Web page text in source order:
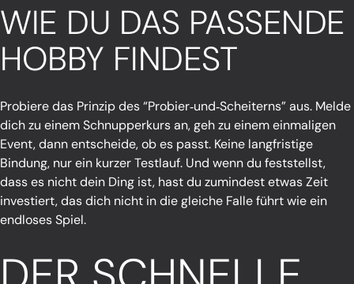
WIE DU DAS PASSENDE
HOBBY FINDEST
Probiere das Prinzip des “Probier‑und‑Scheiterns” aus. Melde
dich zu einem Schnupperkurs an, geh zu einem einmaligen
Event, dann entscheide, ob es passt. Keine langfristige
Bindung, nur ein kurzer Testlauf. Und wenn du feststellst,
dass es nicht dein Ding ist, hast du zumindest etwas Zeit
investiert, das dich nicht in die gleiche Falle führt wie ein
endloses Spiel.